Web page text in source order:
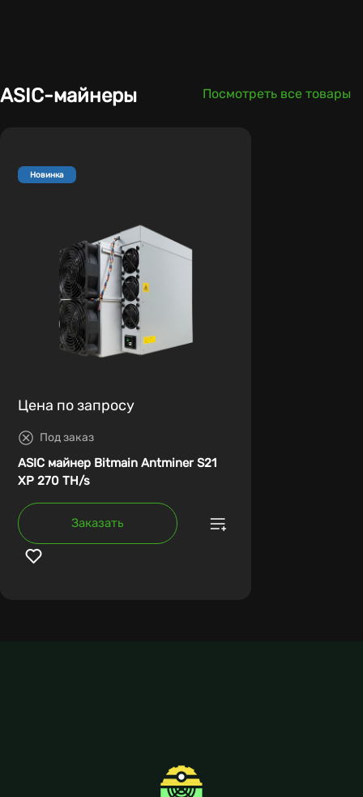
ASIC-майнеры Посмотреть все товары
Новинка
Цена по запросу
Под заказ
ASIC майнер Bitmain Antminer S21
XP 270 TH/s
Заказать